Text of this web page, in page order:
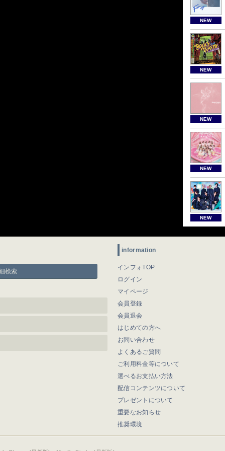
NEW
NEW
NEW
NEW
NEW
検索
information
インフォTOP
ログイン
マイページ
会員登録
会員退会
はじめての方へ
お問い合わせ
よくあるご質問
ご利用料金等について
選べるお支払い方法
配信コンテンツについて
プレゼントについて
重要なお知らせ
推奨環境